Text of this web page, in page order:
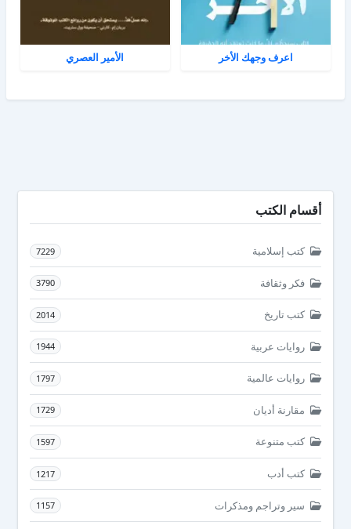
اعرف وجهك الأخر الأمير العصري
أقسام الكتب
كتب إسلامية 7229
فكر وثقافة 3790
كتب تاريخ 2014
روايات عربية 1944
روايات عالمية 1797
مقارنة أديان 1729
كتب متنوعة 1597
كتب أدب 1217
سير وتراجم ومذكرات 1157